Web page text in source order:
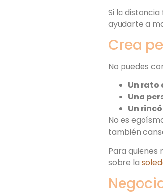
Si la
ayudarte a
Crea
No puedes
Un rato
Una
Un
No es
también
Para quienes
sobre la